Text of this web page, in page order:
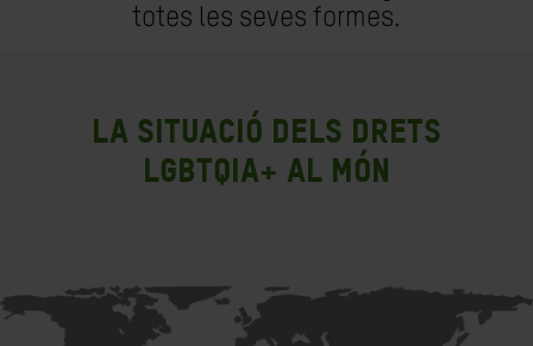
totes les seves formes.
LA SITUACIÓ DELS DRETS
LGBTQIA+ AL MÓN